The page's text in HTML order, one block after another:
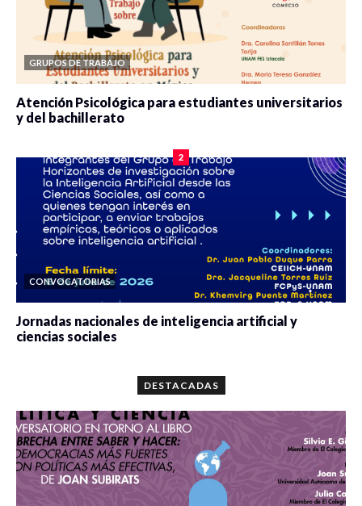
GRUPOS DE TRABAJO
Atención Psicológica para estudiantes universitarios
y del bachillerato
2
CONVOCATORIAS
Jornadas nacionales de inteligencia artificial y
ciencias sociales
DESTACADAS